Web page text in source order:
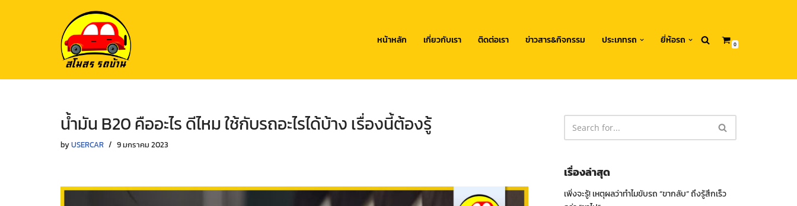
หน้าหลัก เกี่ยวกับเรา ติดต่อเรา ข่าวสาร&กิจกรรม ประเภทรถ ยี่ห้อรถ 0
น้ำมัน B20 คืออะไร ดีไหม ใช้กับรถอะไรได้บ้าง เรื่องนี้ต้องรู้
byUSERCAR 9 มกราคม 2023
เรื่องล่าสุด
เพิ่งจะรู้! เหตุผลว่าทำไมขับรถ “ขากลับ” ถึงรู้สึกเร็ว